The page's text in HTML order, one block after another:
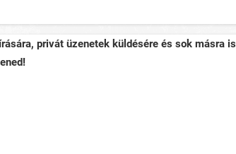
privát üzenetek küldésére és sok másra is